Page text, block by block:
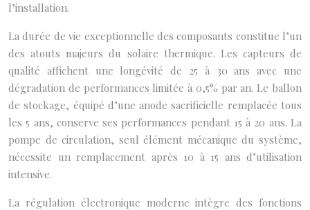
l’installation.
La durée de vie exceptionnelle des composants constitue l’un
des atouts majeurs du solaire thermique. Les capteurs de
qualité affichent une longévité de 25 à 30 ans avec une
dégradation de performances limitée à 0,5% par an. Le ballon
de stockage, équipé d’une anode sacrificielle remplacée tous
les 5 ans, conserve ses performances pendant 15 à 20 ans. La
pompe de circulation, seul élément mécanique du système,
nécessite un remplacement après 10 à 15 ans d’utilisation
intensive.
La régulation électronique moderne intègre des fonctions